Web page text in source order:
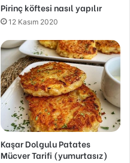
Pirinç köftesi nasıl yapılır
12 Kasım 2020
Kaşar Dolgulu Patates
Mücver Tarifi (yumurtasız)